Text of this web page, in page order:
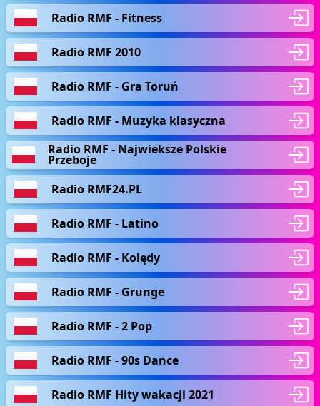
Radio RMF - Fitness
Radio RMF 2010
Radio RMF - Gra Toruń
Radio RMF - Muzyka klasyczna
Radio RMF - Najwieksze Polskie
Przeboje
Radio RMF24.PL
Radio RMF - Latino
Radio RMF - Kolędy
Radio RMF - Grunge
Radio RMF - 2 Pop
Radio RMF - 90s Dance
Radio RMF Hity wakacji 2021